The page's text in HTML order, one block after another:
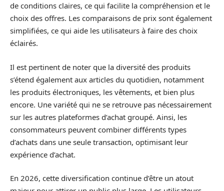
de conditions claires, ce qui facilite la compréhension et le
choix des offres. Les comparaisons de prix sont également
simplifiées, ce qui aide les utilisateurs à faire des choix
éclairés.
Il est pertinent de noter que la diversité des produits
s’étend également aux articles du quotidien, notamment
les produits électroniques, les vêtements, et bien plus
encore. Une variété qui ne se retrouve pas nécessairement
sur les autres plateformes d’achat groupé. Ainsi, les
consommateurs peuvent combiner différents types
d’achats dans une seule transaction, optimisant leur
expérience d’achat.
En 2026, cette diversification continue d’être un atout